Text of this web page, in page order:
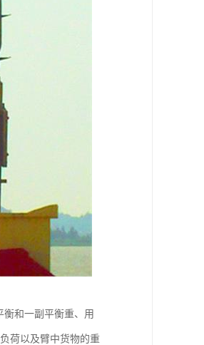
衡和一副平衡重、用
荷以及臂中货物的重